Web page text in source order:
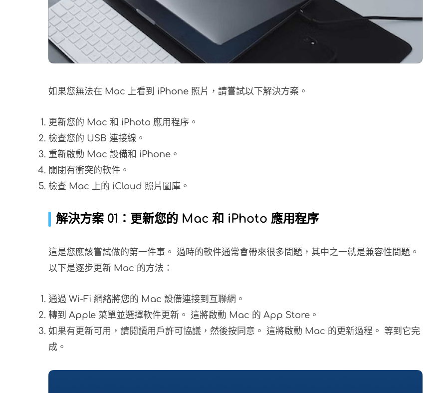
如果您無法在 Mac 上看到 iPhone 照片，請嘗試以下解決方案。
更新您的 Mac 和 iPhoto 應用程序。
檢查您的 USB 連接線。
重新啟動 Mac 設備和 iPhone。
關閉有衝突的軟件。
檢查 Mac 上的 iCloud 照片圖庫。
解決方案 01：更新您的 Mac 和 iPhoto 應用程序
這是您應該嘗試做的第一件事。 過時的軟件通常會帶來很多問題，其中之一就是兼容性問題。
以下是逐步更新 Mac 的方法：
通過 Wi-Fi 網絡將您的 Mac 設備連接到互聯網。
轉到 Apple 菜單並選擇軟件更新。 這將啟動 Mac 的 App Store。
如果有更新可用，請閱讀用戶許可協議，然後按同意。 這將啟動 Mac 的更新過程。 等到它完
成。